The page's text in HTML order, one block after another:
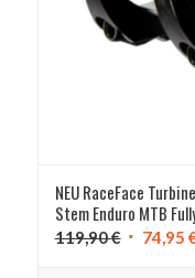
NEU RaceFace
Stem Enduro MTB
119,90€ 74,95